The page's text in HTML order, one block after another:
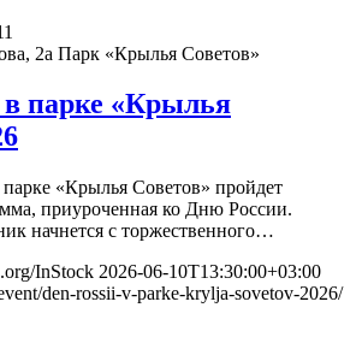
2а Парк «Крылья Советов»
парке «Крылья
«Крылья Советов» пройдет
приуроченная ко Дню России.
начнется с торжественного…
InStock 2026-06-10T13:30:00+03:00
den-rossii-v-parke-krylja-sovetov-2026/